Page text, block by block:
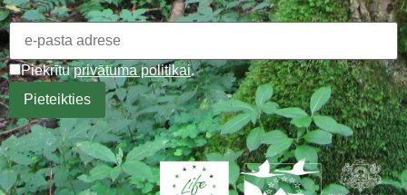
Piekrītuprivātuma politikai.